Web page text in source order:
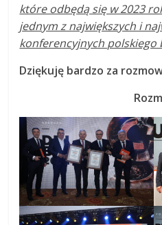
które odbędą się w 2023
jednym z największych i
konferencyjnych polskiego
Dziękuję bardzo za